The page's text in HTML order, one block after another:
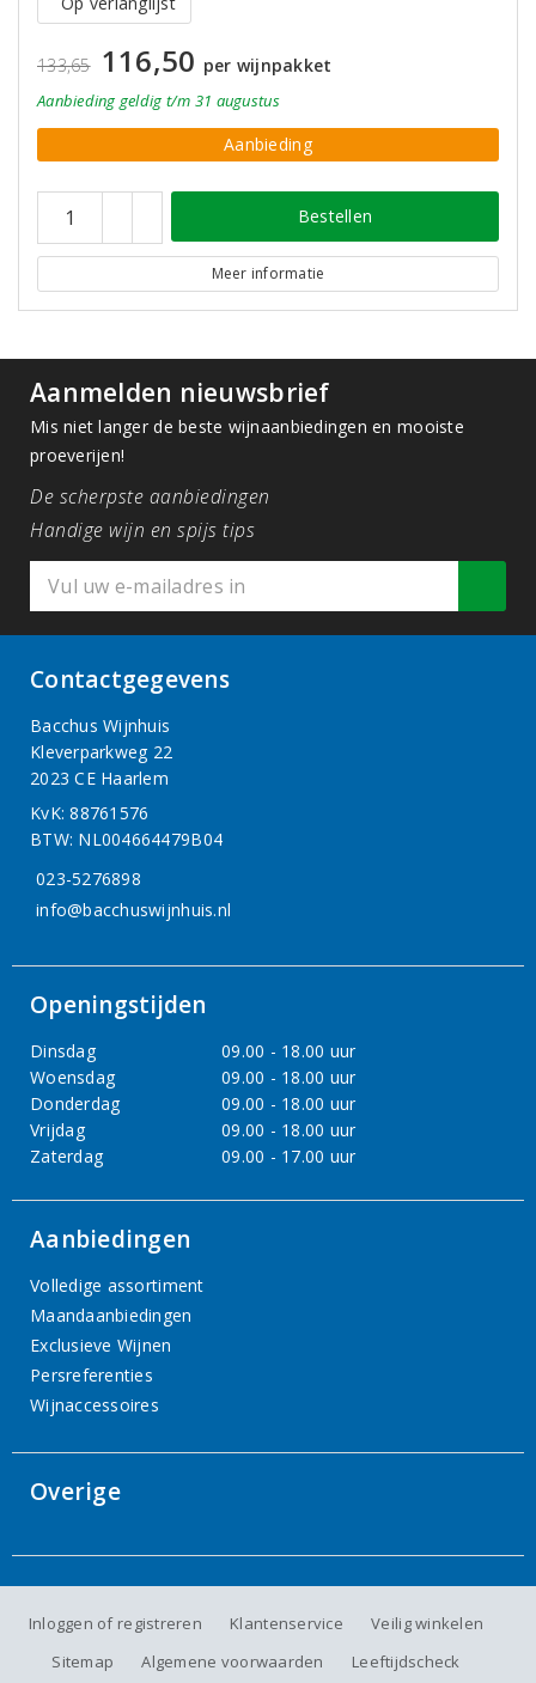
133,65 116,50 per wijnpakket
Aanbieding geldig t/m 31 augustus
Aanbieding
Bestellen
Meer informatie
Aanmelden nieuwsbrief
Mis niet langer de beste wijnaanbiedingen en mooiste
proeverijen!
De scherpste aanbiedingen
Handige wijn en spijs tips
Contactgegevens
Bacchus Wijnhuis
Kleverparkweg 22
2023 CE Haarlem
KvK: 88761576
BTW: NL004664479B04
023-5276898
info@bacchuswijnhuis.nl
Openingstijden
Dinsdag
09.00 - 18.00 uur
Woensdag
09.00 - 18.00 uur
Donderdag
09.00 - 18.00 uur
Vrijdag
09.00 - 18.00 uur
Zaterdag
09.00 - 17.00 uur
Aanbiedingen
Volledige assortiment
Maandaanbiedingen
Exclusieve Wijnen
Persreferenties
Wijnaccessoires
Overige
Inloggen of registreren Klantenservice
Veilig winkelen
Sitemap
Algemene voorwaarden Leeftijdscheck